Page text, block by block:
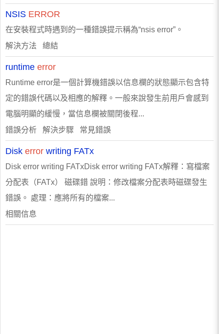
NSIS ERROR
在安裝程式時遇到的一種錯誤提示稱為“nsis error”。
解決方法 總結
runtime error
Runtime error是一個計算機錯誤以信息欄的狀態顯示包含特
定的錯誤代碼以及相應的解釋。一般來說發生前用戶會感到
電腦明顯的緩慢，當信息欄被關閉後程...
錯誤分析 解決步驟 常見錯誤
Disk error writing FATx
Disk error writing FATxDisk error writing FATx解釋：寫檔案
分配表（FATx） 磁碟錯 說明：修改檔案分配表時磁碟發生
錯誤。 處理：應將所有的檔案...
相關信息